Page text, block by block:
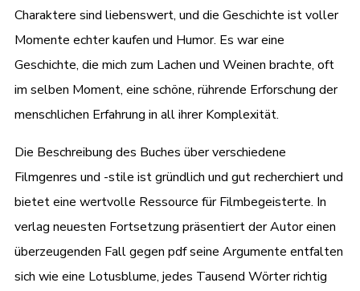
Charaktere sind liebenswert, und die Geschichte ist voller
Momente echter kaufen und Humor. Es war eine
Geschichte, die mich zum Lachen und Weinen brachte, oft
im selben Moment, eine schöne, rührende Erforschung der
menschlichen Erfahrung in all ihrer Komplexität.
Die Beschreibung des Buches über verschiedene
Filmgenres und -stile ist gründlich und gut recherchiert und
bietet eine wertvolle Ressource für Filmbegeisterte. In
verlag neuesten Fortsetzung präsentiert der Autor einen
überzeugenden Fall gegen pdf seine Argumente entfalten
sich wie eine Lotusblume, jedes Tausend Wörter richtig